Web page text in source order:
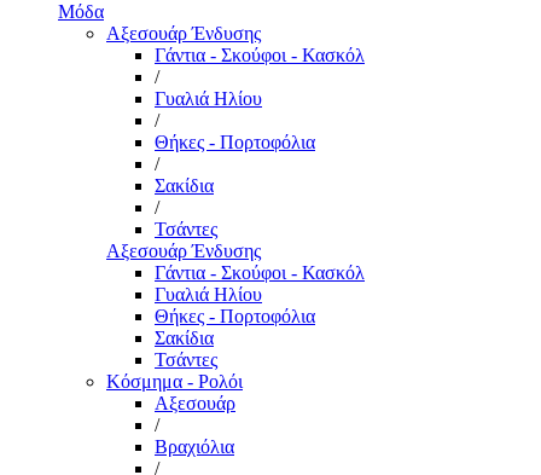
Μόδα
Αξεσουάρ Ένδυσης
Γάντια - Σκούφοι - Κασκόλ
/
Γυαλιά Ηλίου
/
Θήκες - Πορτοφόλια
/
Σακίδια
/
Τσάντες
Αξεσουάρ Ένδυσης
Γάντια - Σκούφοι - Κασκόλ
Γυαλιά Ηλίου
Θήκες - Πορτοφόλια
Σακίδια
Τσάντες
Κόσμημα - Ρολόι
Αξεσουάρ
/
Βραχιόλια
/